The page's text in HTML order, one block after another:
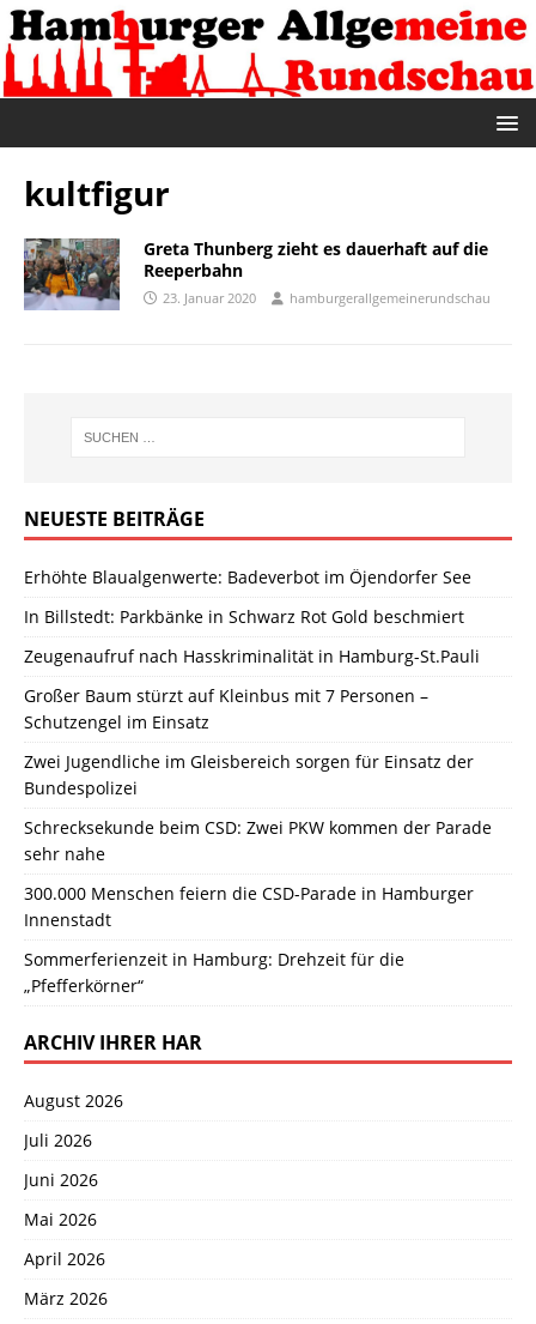
kultfigur
Greta Thunberg zieht es dauerhaft auf die
Reeperbahn
23. Januar 2020 hamburgerallgemeinerundschau
NEUESTE BEITRÄGE
Erhöhte Blaualgenwerte: Badeverbot im Öjendorfer See
In Billstedt: Parkbänke in Schwarz Rot Gold beschmiert
Zeugenaufruf nach Hasskriminalität in Hamburg-St.Pauli
Großer Baum stürzt auf Kleinbus mit 7 Personen –
Schutzengel im Einsatz
Zwei Jugendliche im Gleisbereich sorgen für Einsatz der
Bundespolizei
Schrecksekunde beim CSD: Zwei PKW kommen der Parade
sehr nahe
300.000 Menschen feiern die CSD-Parade in Hamburger
Innenstadt
Sommerferienzeit in Hamburg: Drehzeit für die
„Pfefferkörner“
ARCHIV IHRER HAR
August 2026
Juli 2026
Juni 2026
Mai 2026
April 2026
März 2026